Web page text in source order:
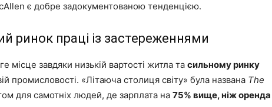
є добре задокументованою тенденцією.
ринок праці із застереженнями
місце завдяки низькій вартості житла та сильному ринку
промисловості. «Літаюча столиця світу» була названа The
для самотніх людей, де зарплата на 75% вище, ніж оренда